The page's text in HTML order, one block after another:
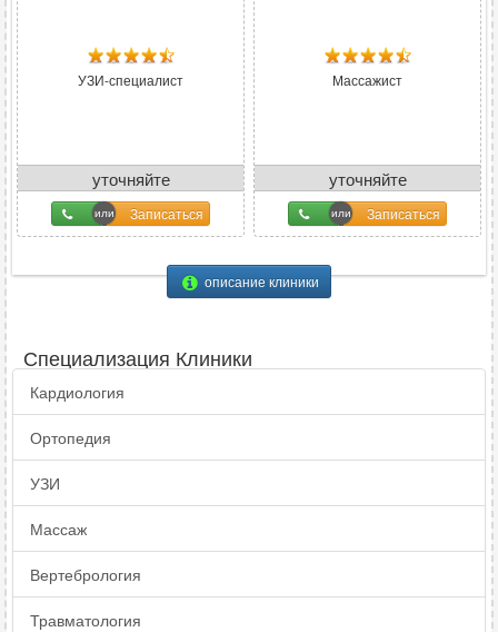
УЗИ-специалист
уточняйте
Записаться
Массажист
уточняйте
Записаться
описание клиники
Специализация Клиники
Кардиология
Ортопедия
УЗИ
Массаж
Вертебрология
Травматология